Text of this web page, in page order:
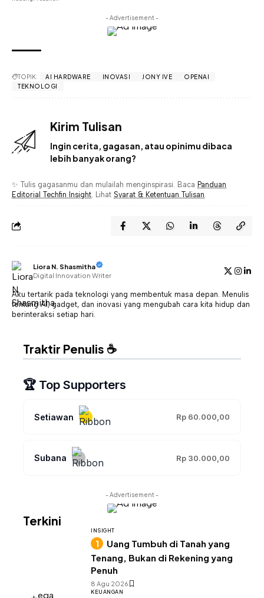
- Advertisement -
TOPIK: AI HARDWARE INOVASI JONY IVE
OPENAI
TEKNOLOGI
Kirim Tulisan
Ingin cerita, gagasan, atau opinimu dibaca
lebih banyak orang?
✨ Tulis gagasanmu dan mulailah menginspirasi. Baca Panduan
Editorial Techfin Insight . Lihat Syarat & Ketentuan Tulisan
Liora N. Shasmitha
Digital Innovation Writer
Aku tertarik pada teknologi yang membentuk masa depan. Menulis
tentang AI, gadget, dan inovasi yang mengubah cara kita hidup dan
berinteraksi setiap hari.
Traktir Penulis ☕
🏆 Top Supporters
Setiawan Rp 60.000,00
Subana Rp 30.000,00
- Advertisement -
Terkini
INSIGHT
Uang Tumbuh di Tanah yang
Tenang, Bukan di Rekening yang
Penuh
8 Agu 2026
KEUANGAN